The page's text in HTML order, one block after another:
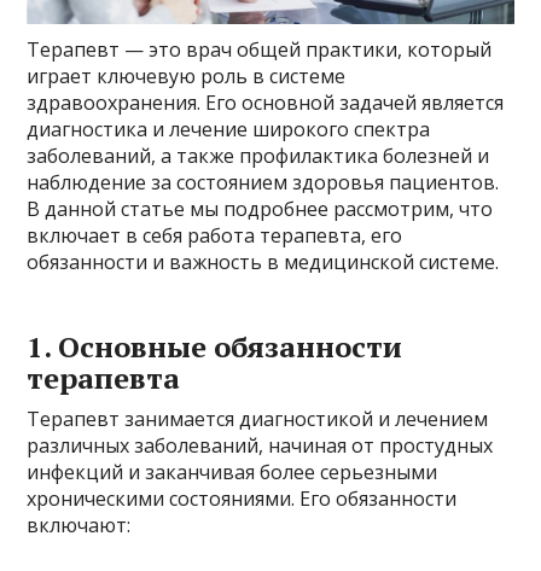
Терапевт — это врач общей практики, который
играет ключевую роль в системе
здравоохранения. Его основной задачей является
диагностика и лечение широкого спектра
заболеваний, а также профилактика болезней и
наблюдение за состоянием здоровья пациентов.
В данной статье мы подробнее рассмотрим, что
включает в себя работа терапевта, его
обязанности и важность в медицинской системе.
1. Основные обязанности
терапевта
Терапевт занимается диагностикой и лечением
различных заболеваний, начиная от простудных
инфекций и заканчивая более серьезными
хроническими состояниями. Его обязанности
включают: